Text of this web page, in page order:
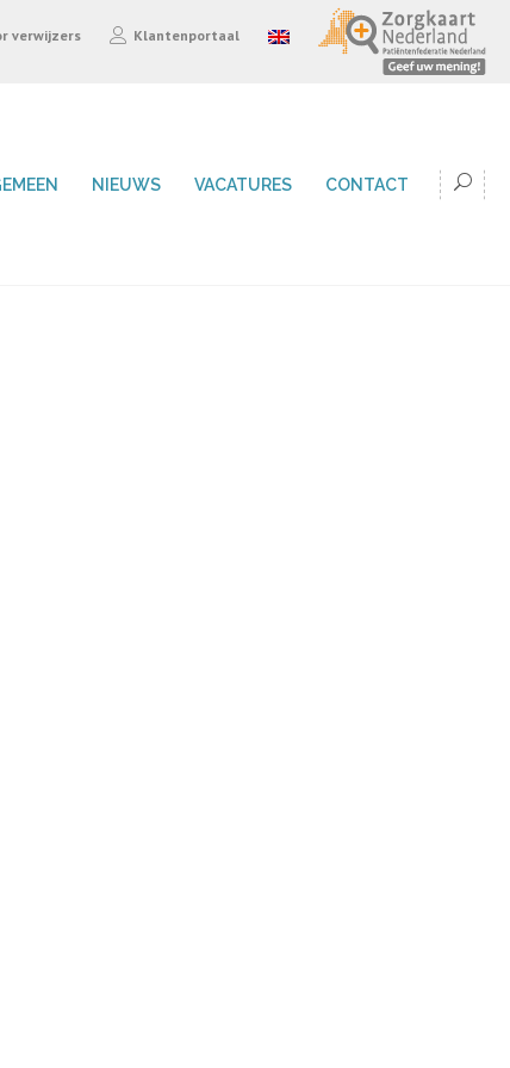
verwijzers Klantenportaal
NIEUWS VACATURES CONTACT